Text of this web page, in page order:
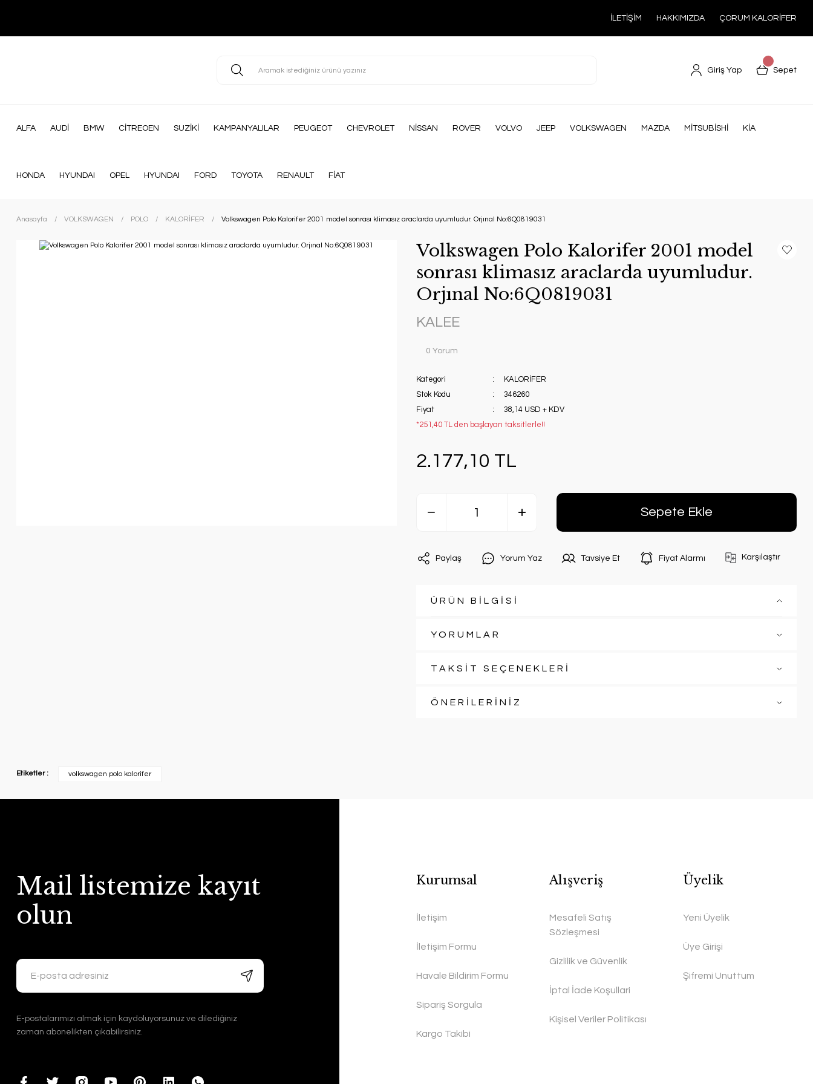
İLETİŞİM HAKKIMIZDA ÇORUM KALORİFER
Giriş Yap Sepet
ALFA AUDİ BMW CİTREOEN SUZİKİ KAMPANYALILAR PEUGEOT CHEVROLET NİSSAN ROVER VOLVO JEEP VOLKSWAGEN MAZDA MİTSUBİSHİ KİA
HONDA HYUNDAI OPEL HYUNDAI FORD TOYOTA RENAULT FİAT
Anasayfa VOLKSWAGEN POLO KALORİFER Volkswagen Polo Kalorifer 2001 model sonrası klimasız araclarda uyumludur. Orjınal No:6Q0819031
Volkswagen Polo Kalorifer 2001 model
sonrası klimasız araclarda uyumludur.
Orjınal No:6Q0819031
KALEE
0 Yorum
Kategori
KALORİFER
Stok Kodu
346260
Fiyat
38,14 USD + KDV
*251,40 TL den başlayan taksitlerle!!
2.177,10 TL
Sepete Ekle
Paylaş Yorum Yaz Tavsiye Et Fiyat Alarmı Karşılaştır
ÜRÜN BİLGİSİ
YORUMLAR
TAKSİT SEÇENEKLERİ
ÖNERİLERİNİZ
Etiketler : volkswagen polo kalorifer
Mail listemize kayıt
olun
E-postalarımızı almak için kaydoluyorsunuz ve dilediğiniz
zaman abonelikten çıkabilirsiniz.
Kurumsal
İletişim
İletişim Formu
Havale Bildirim Formu
Sipariş Sorgula
Kargo Takibi
Alışveriş
Mesafeli Satış
Sözleşmesi
Gizlilik ve Güvenlik
İptal İade Koşullari
Kişisel Veriler Politikası
Üyelik
Yeni Üyelik
Üye Girişi
Şifremi Unuttum